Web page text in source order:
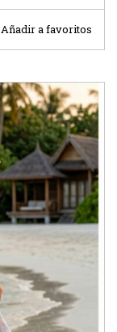
Añadir a favoritos